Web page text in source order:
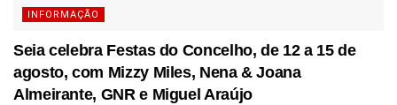
INFORMAÇÃO
Seia celebra Festas do Concelho, de 12 a 15 de
agosto, com Mizzy Miles, Nena & Joana
Almeirante, GNR e Miguel Araújo